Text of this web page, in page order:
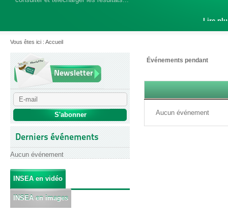
Lire
Vous êtes ici : Accueil
Newsletter
Derniers événements
Aucun événement
INSEA en vidéo
INSEA en images
Événements pendant
Aucun événement